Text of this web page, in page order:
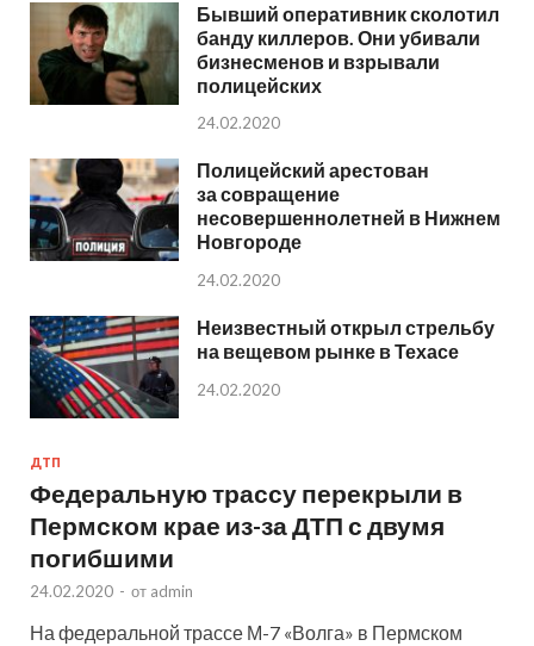
Бывший оперативник сколотил
банду киллеров. Они убивали
бизнесменов и взрывали
полицейских
24.02.2020
Полицейский арестован
за совращение
несовершеннолетней в Нижнем
Новгороде
24.02.2020
Неизвестный открыл стрельбу
на вещевом рынке в Техасе
24.02.2020
ДТП
Федеральную трассу перекрыли в
Пермском крае из-за ДТП с двумя
погибшими
24.02.2020 - от admin
На федеральной трассе М-7 «Волга» в Пермском